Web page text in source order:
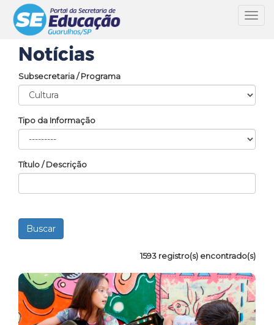
Notícias
Subsecretaria / Programa
Tipo da Informação
Título / Descrição
1593 registro(s) encontrado(s)